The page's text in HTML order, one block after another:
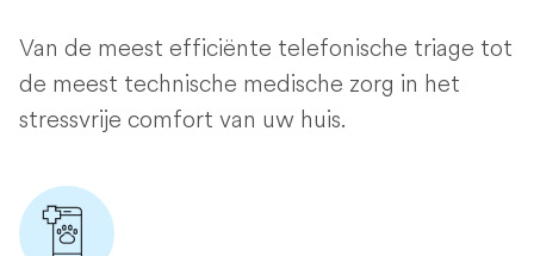
Van de meest efficiënte telefonische triage tot
de meest technische medische zorg in het
stressvrije comfort van uw huis.